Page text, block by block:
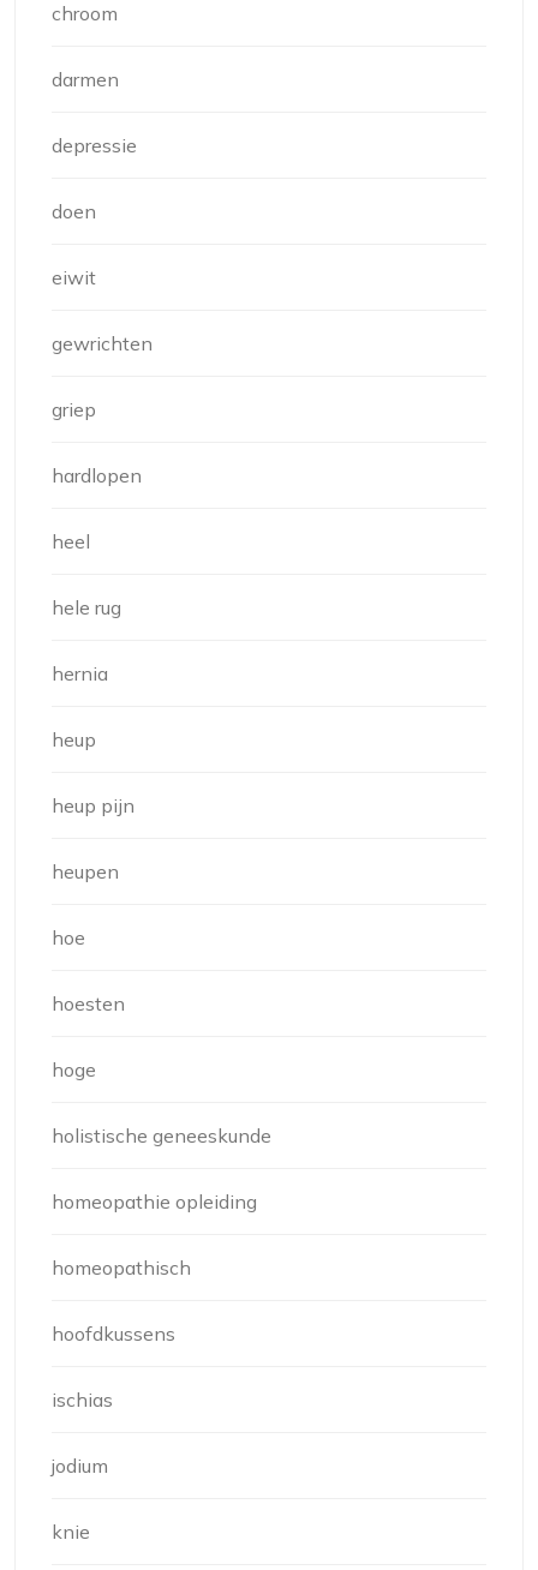
chroom
darmen
depressie
doen
eiwit
gewrichten
griep
hardlopen
heel
hele rug
hernia
heup
heup pijn
heupen
hoe
hoesten
hoge
holistische geneeskunde
homeopathie opleiding
homeopathisch
hoofdkussens
ischias
jodium
knie